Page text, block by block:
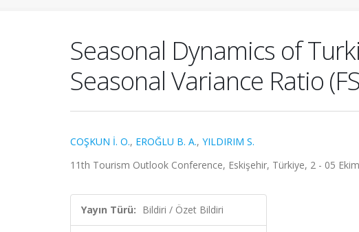
Seasonal Dynamics of
Seasonal Variance Ratio
COŞKUN İ. O., EROĞLU B. A., YILDIRIM S.
11th Tourism Outlook Conference, Eskişehir, Türkiye, 2 - 05
Yayın Türü: Bildiri / Özet Bildiri